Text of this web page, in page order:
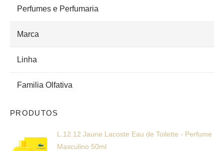
PRODUCT CATEGORIES
Perfumes e Perfumaria
Marca
Linha
Familia Olfativa
PRODUTOS
L.12.12 Jaune Lacoste Eau de Toilette - Perfume
Masculino 50ml